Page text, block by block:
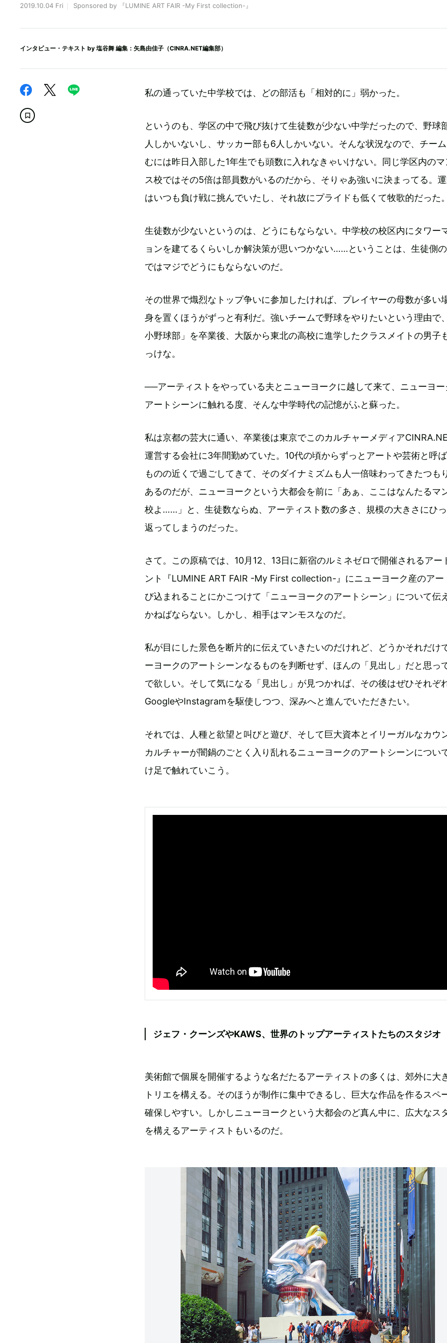
2019.10.04 Fri Sponsored by 『LUMINE ART FAIR -My First collection-』
インタビュー・テキスト by 塩谷舞 編集：矢島由佳子（CINRA.NET編集部）
私の通っていた中学校では、どの部活も「相対的に」弱かった。
というのも、学区の中で飛び抜けて生徒数が少ない中学だったので、野球
人しかいないし、サッカー部も6人しかいない。そんな状況なので、チー
むには昨日入部した1年生でも頭数に入れなきゃいけない。同じ学区内のマ
ス校ではその5倍は部員数がいるのだから、そりゃあ強いに決まってる。
はいつも負け戦に挑んでいたし、それ故にプライドも低くて牧歌的だった。
生徒数が少ないというのは、どうにもならない。中学校の校区内にタワー
ョンを建てるくらいしか解決策が思いつかない……ということは、生徒側
ではマジでどうにもならないのだ。
その世界で熾烈なトップ争いに参加したければ、プレイヤーの母数が多い
身を置くほうがずっと有利だ。強いチームで野球をやりたいという理由で
小野球部」を卒業後、大阪から東北の高校に進学したクラスメイトの男子
っけな。
──アーティストをやっている夫とニューヨークに越して来て、ニューヨー
アートシーンに触れる度、そんな中学時代の記憶がふと蘇った。
私は京都の芸大に通い、卒業後は東京でこのカルチャーメディア
運営する会社に3年間勤めていた。10代の頃からずっとアートや芸術と呼
ものの近くで過ごしてきて、そのダイナミズムも人一倍味わってきたつも
あるのだが、ニューヨークという大都会を前に「あぁ、ここはなんたるマ
校よ……」と、生徒数ならぬ、アーティスト数の多さ、規模の大きさにひっ
返ってしまうのだった。
さて。この原稿では、10月12、13日に新宿のルミネゼロで開催されるアー
ント『LUMINE ART FAIR -My First collection-』にニューヨーク産のアー
び込まれることにかこつけて「ニューヨークのアートシーン」について伝
かねばならない。しかし、相手はマンモスなのだ。
私が目にした景色を断片的に伝えていきたいのだけれど、どうかそれだけ
ーヨークのアートシーンなるものを判断せず、ほんの「見出し」だと思っ
で欲しい。そして気になる「見出し」が見つかれば、その後はぜひそれぞ
GoogleやInstagramを駆使しつつ、深みへと進んでいただきたい。
それでは、人種と欲望と叫びと遊び、そして巨大資本とイリーガルなカウ
カルチャーが闇鍋のごとく入り乱れるニューヨークのアートシーンについ
け足で触れていこう。
ジェフ・クーンズやKAWS、世界のトップアーティストたちのスタジオ
美術館で個展を開催するような名だたるアーティストの多くは、郊外に大
トリエを構える。そのほうが制作に集中できるし、巨大な作品を作るスペ
確保しやすい。しかしニューヨークという大都会のど真ん中に、広大なス
を構えるアーティストもいるのだ。